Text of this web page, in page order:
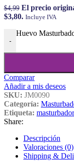
$4,99 El precio
$3,80. Incluye IVA
-
Huevo
Comparar
Añadir a mis deseos
SKU: JM0090
Categoría:
Etiqueta: masturbador
Share:
Descripción
Valoraciones (0)
Shipping &